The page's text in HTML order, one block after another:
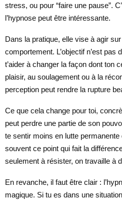
stress, ou pour “faire une pause”.
l’hypnose peut être intéressante.
Dans la pratique, elle vise à agir
comportement. L’objectif n’est pas
t’aider à changer la façon dont ton
plaisir, au soulagement ou à la
perception peut rendre la rupture
Ce que cela change pour toi,
peut perdre une partie de son
te sentir moins en lutte permanente
souvent ce point qui fait la
seulement à résister, on travaille à
En revanche, il faut être clair :
magique. Si tu es dans une